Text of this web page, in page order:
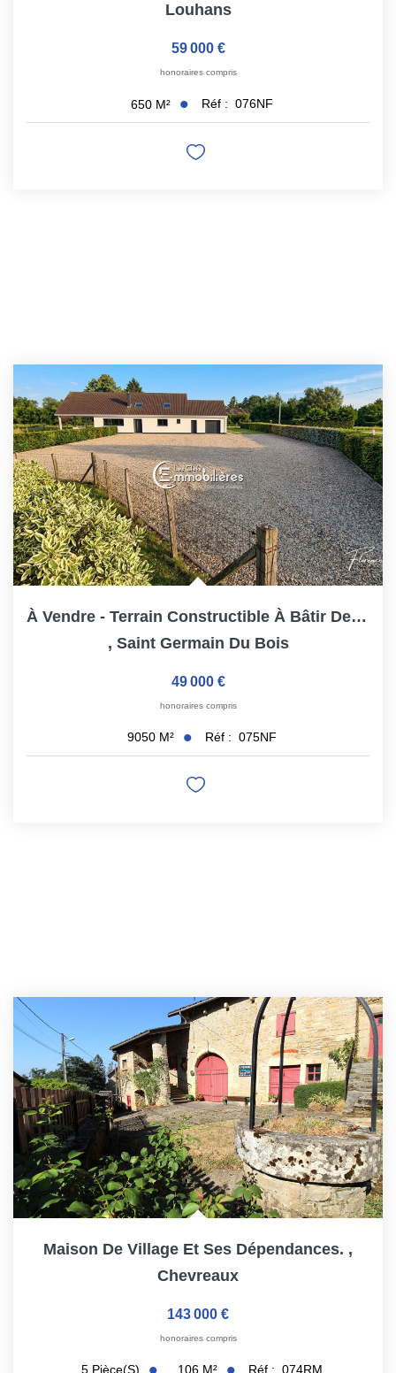
Louhans
59 000 €
honoraires compris
650 M² Réf : 076NF
À Vendre - Terrain Constructible À Bâtir De 9020 M² À...
, Saint Germain Du Bois
49 000 €
honoraires compris
9050 M² Réf : 075NF
Maison De Village Et Ses Dépendances. ,
Chevreaux
143 000 €
honoraires compris
5 Pièce(s) 106 M² Réf : 074RM